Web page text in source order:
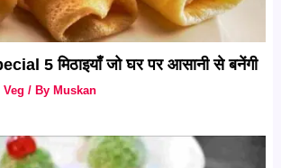
5 मिठाइयाँ जो घर पर आसानी से बनेंगी
Veg / By Muskan